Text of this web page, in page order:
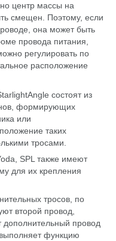
но центр массы на
смещен. Поэтому, если
она может быть
провода питания,
регулировать по
расположение
состоят из
формирующих
или
таких
тросами.
SPL также имеют
для их крепления
тросов, по
второй провод,
дополнительный провод
функцию